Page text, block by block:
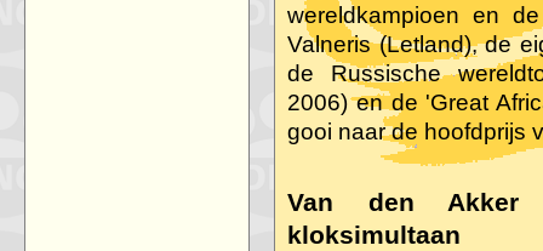
wereldkampioen en
Valneris (Letland), de
de Russische
2006) en de 'Great
gooi naar de hoofdprijs
Van den Akker
kloksimultaan